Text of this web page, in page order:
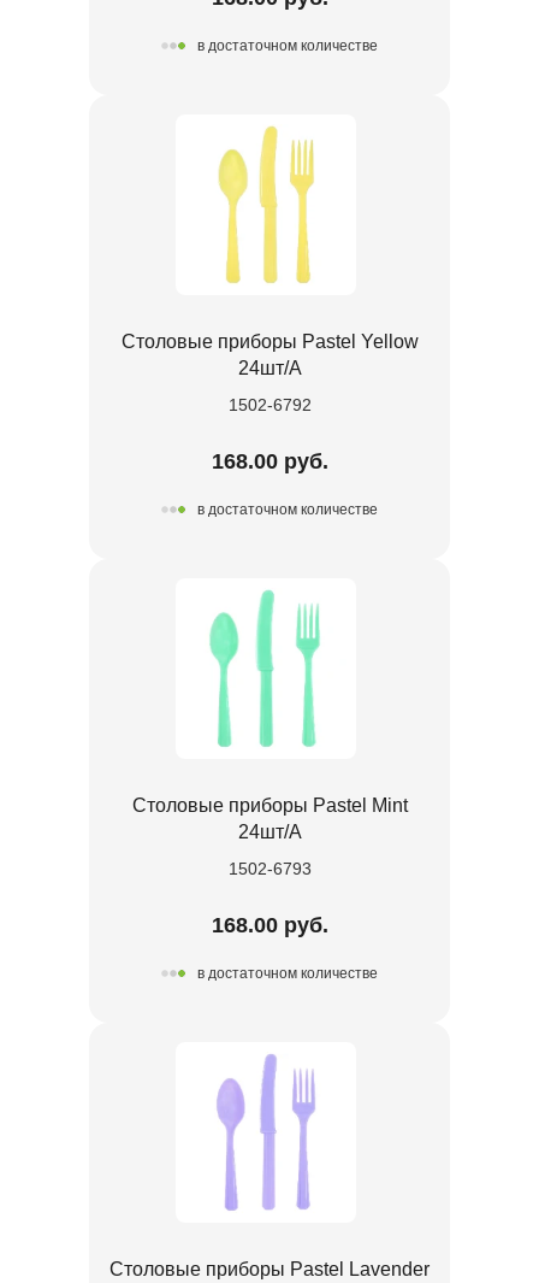
в достаточном количестве
Столовые приборы Pastel Yellow
24шт/A
1502-6792
168.00 руб.
в достаточном количестве
Столовые приборы Pastel Mint
24шт/A
1502-6793
168.00 руб.
в достаточном количестве
Столовые приборы Pastel Lavender